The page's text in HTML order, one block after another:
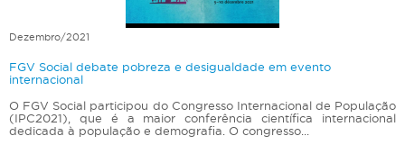
Dezembro/2021
FGV Social debate pobreza e desigualdade em evento
internacional
O FGV Social participou do Congresso Internacional de População
(IPC2021), que é a maior conferência científica internacional
dedicada à população e demografia. O congresso...